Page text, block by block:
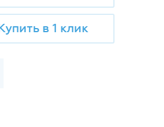
в 1 клик